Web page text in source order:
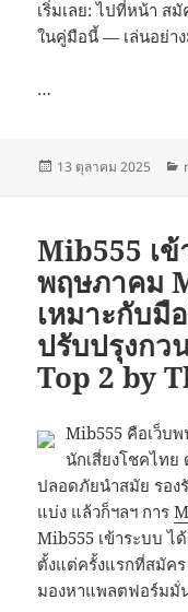
เริ่มเลย: ไปที่หน้า ส
ในคู่มือนี้ — เล่นอย่า
…
เขียน
13 ตุลาคม 2025
Mib555 เ
พฤษภาคม
เหมาะกับมื
ปรับปรุงกว
Top 2 by
Mib555 คือเว็บ
นักเสี่ยงโชคไทย
ปลอดภัยนำสมัย รอง
แบ่ง แล้วก็ฯลฯ การ
Mib555 เข้าระบบ ไ
ตั้งแต่ครั้งแรกที่สมัค
มองหาแพลตฟอร์ม